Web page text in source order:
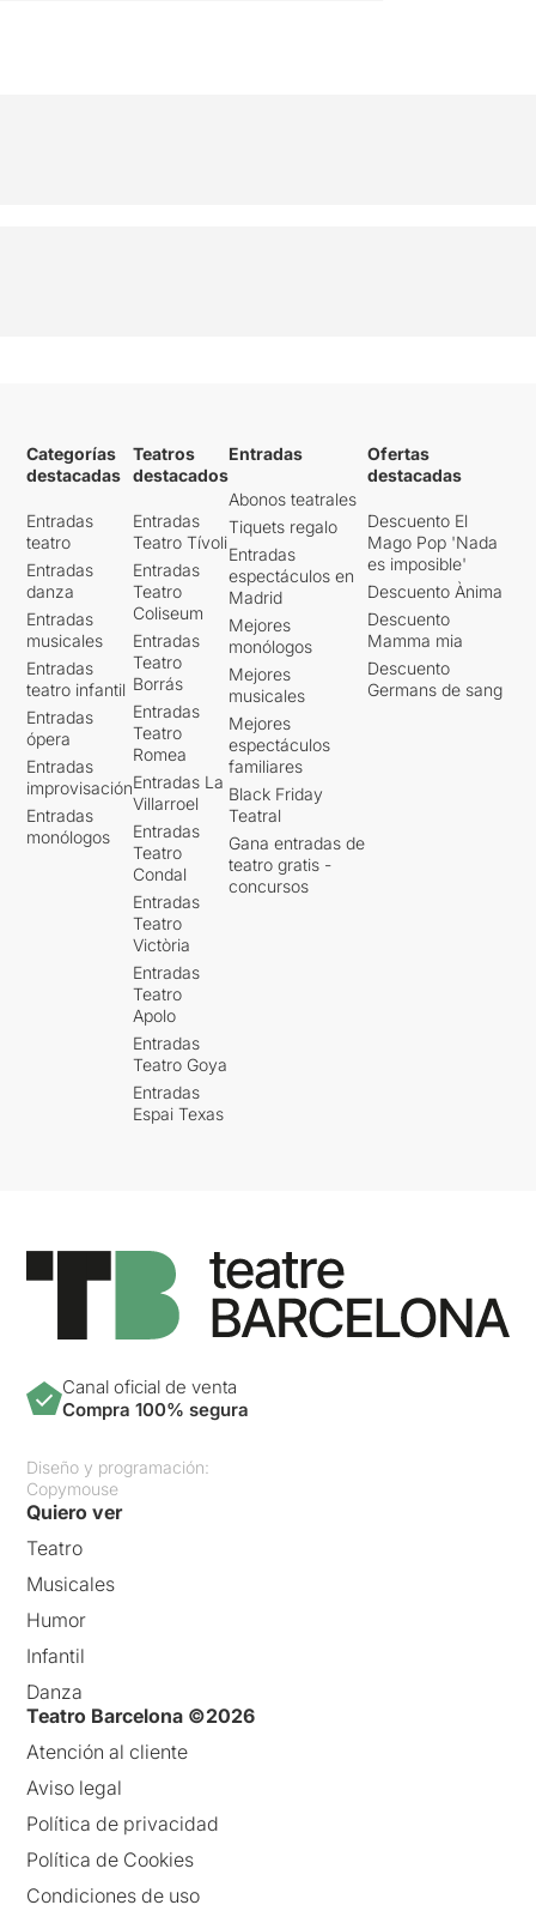
Categorías
destacadas
Entradas
teatro
Entradas
danza
Entradas
musicales
Entradas
teatro infantil
Entradas
ópera
Entradas
improvisación
Entradas
monólogos
Teatros
destacados
Entradas
Teatro Tívoli
Entradas
Teatro
Coliseum
Entradas
Teatro
Borrás
Entradas
Teatro
Romea
Entradas La
Villarroel
Entradas
Teatro
Condal
Entradas
Teatro
Victòria
Entradas
Teatro
Apolo
Entradas
Teatro Goya
Entradas
Espai Texas
Entradas
Abonos teatrales
Tiquets regalo
Entradas
espectáculos en
Madrid
Mejores
monólogos
Mejores
musicales
Mejores
espectáculos
familiares
Black Friday
Teatral
Gana entradas de
teatro gratis -
concursos
Ofertas
destacadas
Descuento El
Mago Pop 'Nada
es imposible'
Descuento Ànima
Descuento
Mamma mia
Descuento
Germans de sang
Canal oficial de venta
Compra 100% segura
Diseño y programación:
Copymouse
Quiero ver
Teatro
Musicales
Humor
Infantil
Danza
Teatro Barcelona ©2026
Atención al cliente
Aviso legal
Política de privacidad
Política de Cookies
Condiciones de uso